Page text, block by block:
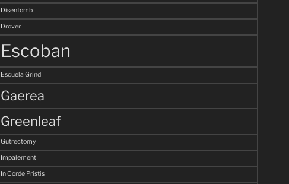
Disentomb
Drover
Escoban
Escuela Grind
Gaerea
Greenleaf
Gutrectomy
Impalement
In Corde Pristis